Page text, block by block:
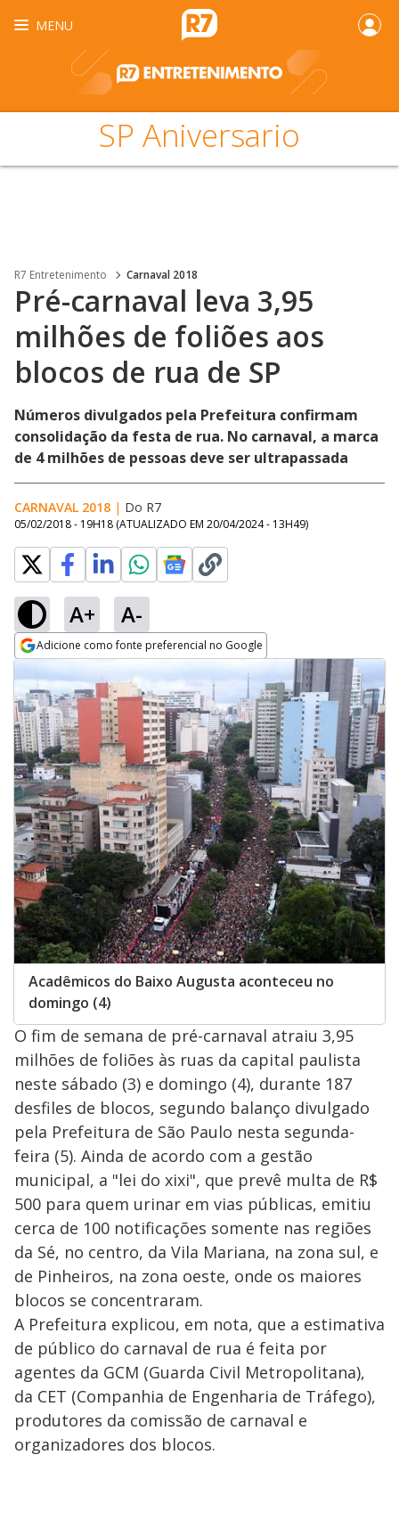
MENU
SP Aniversario
R7 Entretenimento Carnaval 2018
Pré-carnaval leva 3,95
milhões de foliões aos
blocos de rua de SP
Números divulgados pela Prefeitura confirmam
consolidação da festa de rua. No carnaval, a marca
de 4 milhões de pessoas deve ser ultrapassada
CARNAVAL 2018 | Do R7
05/02/2018 - 19H18 (ATUALIZADO EM 20/04/2024 - 13H49)
A+ A-
Adicione como fonte preferencial no Google
Opens in new window
Acadêmicos do Baixo Augusta aconteceu no
domingo (4)
O fim de semana de pré-carnaval atraiu 3,95
milhões de foliões às ruas da capital paulista
neste sábado (3) e domingo (4), durante 187
desfiles de blocos, segundo balanço divulgado
pela Prefeitura de São Paulo nesta segunda-
feira (5). Ainda de acordo com a gestão
municipal, a "lei do xixi", que prevê multa de R$
500 para quem urinar em vias públicas, emitiu
cerca de 100 notificações somente nas regiões
da Sé, no centro, da Vila Mariana, na zona sul, e
de Pinheiros, na zona oeste, onde os maiores
blocos se concentraram.
A Prefeitura explicou, em nota, que a estimativa
de público do carnaval de rua é feita por
agentes da GCM (Guarda Civil Metropolitana),
da CET (Companhia de Engenharia de Tráfego),
produtores da comissão de carnaval e
organizadores dos blocos.